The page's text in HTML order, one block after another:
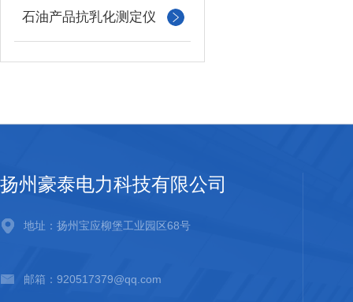
石油产品抗乳化测定仪
扬州豪泰电力科技有限公司
地址：扬州宝应柳堡工业园区68号
邮箱：920517379@qq.com